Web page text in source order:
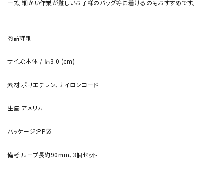
ーズ。細かい作業が難しいお子様のバッグ等に着けるのもおすすめです。
商品詳細
サイズ:本体 / 幅3.0 (cm)
素材:ポリエチレン、ナイロンコード
生産:アメリカ
パッケージ:PP袋
備考:ループ長約90mm、3個セット